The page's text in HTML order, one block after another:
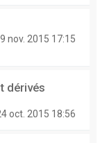
nov. 2015 17:15
dérivés
oct. 2015 18:56